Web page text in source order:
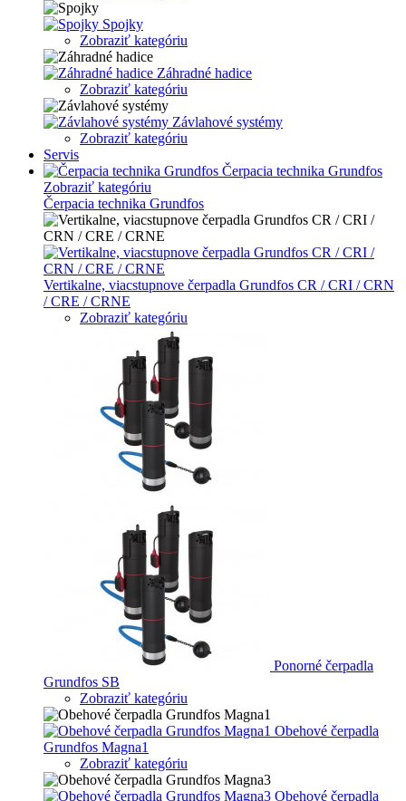
Spojky
Zobraziť kategóriu
Záhradné hadice
Zobraziť kategóriu
Závlahové systémy
Zobraziť kategóriu
Servis
Čerpacia technika Grundfos
Zobraziť kategóriu
Čerpacia technika Grundfos
Vertikalne, viacstupnove čerpadla Grundfos CR / CRI / CRN
/ CRE / CRNE
Zobraziť kategóriu
Ponorné čerpadla
Grundfos SB
Zobraziť kategóriu
Obehové čerpadla
Grundfos Magna1
Zobraziť kategóriu
Obehové čerpadla